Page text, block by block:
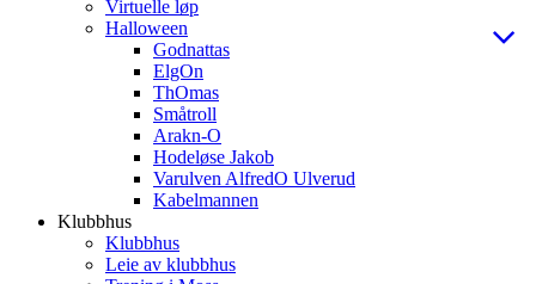
Virtuelle løp
Halloween
Godnattas
ElgOn
ThOmas
Småtroll
Arakn-O
Hodeløse Jakob
Varulven AlfredO Ulverud
Kabelmannen
Klubbhus
Klubbhus
Leie av klubbhus